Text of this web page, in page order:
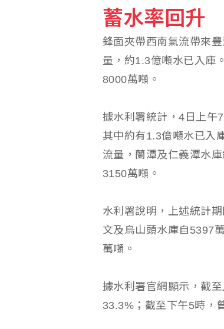
颱風白海豚侵
蓄水率回升
鋒面夾帶西南氣流帶來
量，約1.3億噸水已入庫
8000萬噸。
據水利署統計，4日上午
其中約有1.3億噸水已入
流量，蘭潭及仁義潭水
3150萬噸。
水利署說明，上述統計
文及烏山頭水庫自5397
萬噸。
據水利署官網顯示，截
33.3%；截至下午5時，